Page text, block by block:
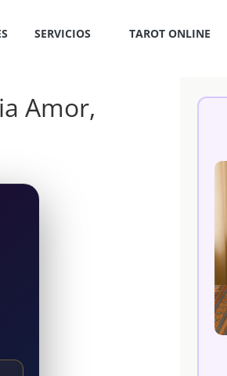
SERVICIOS TAROT ONLINE
Amor,